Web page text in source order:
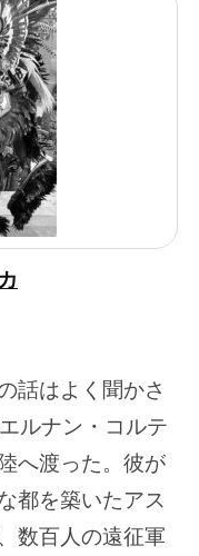
話はよく聞かさ
ルナン・コルテ
へ渡った。彼が
都を築いたアス
数百人の遠征軍